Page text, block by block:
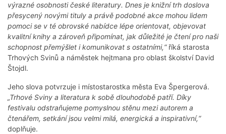
výrazné osobnosti české literatury. Dnes je knižní trh doslova
přesycený novými tituly a právě podobné akce mohou lidem
pomoci se v té obrovské nabídce lépe orientovat, objevovat
kvalitní knihy a zároveň připomínat, jak důležité je čtení pro naši
schopnost přemýšlet i komunikovat s ostatními,“říká starosta
Trhových Svinů a náměstek hejtmana pro oblast školství David
Štojdl.
Jeho slova potvrzuje i místostarostka města Eva Špergerová.
„Trhové Sviny a literatura k sobě dlouhodobě patří. Díky
festivalu odstraňujeme pomyslnou stěnu mezi autorem a
čtenářem, setkání jsou velmi milá, energická a inspirativní,“
doplňuje.